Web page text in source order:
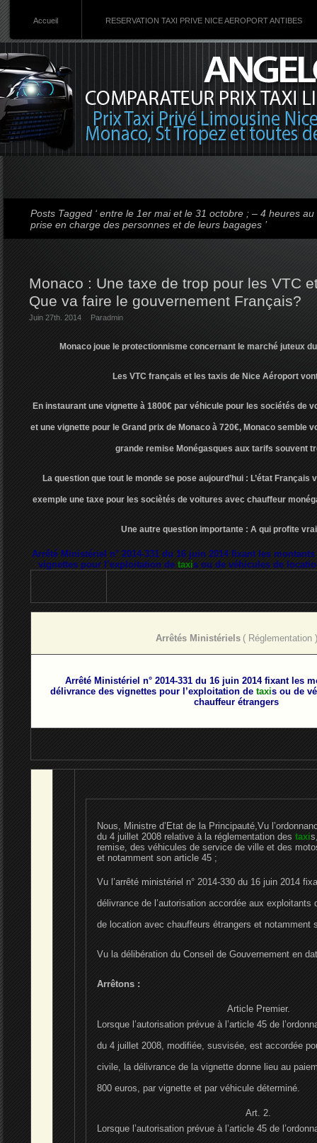
Accueil RESERVATION TAXI PRIVE NICE AEROPORT ANTIBES
Posts Tagged ‘ entre le 1er mai et le 31 octobre ; – 4 heures
prise en charge des personnes et de leurs bagages ’
Monaco : Une taxe de trop pour les VTC
Que va faire le gouvernement Français?
Juin 27th. 2014 Paradmin
Monaco joue le protectionnisme concernant le marché juteux
Les VTC français et les taxis de Nice Aéroport
En instaurant une vignette à 1800€ par véhicule pour les sociétés de
et une vignette pour le Grand prix de Monaco à 720€, Monaco semble
grande remise Monégasques aux tarifs souvent
La question que tout le monde se pose aujourd’hui : L’état
exemple une taxe pour les sociètés de voitures avec chauffeur
Une autre question importante : A qui profite
Arrêté Ministériel n° 2014-331 du 16 juin 2014 fixant les
vignettes pour l’exploitation de taxis ou de véhicules de
Arrêtés Ministériels ( Réglementation )
Arrêté Ministériel n° 2014-331 du 16 juin 2014 fixant les
délivrance des vignettes pour l’exploitation de taxis ou de
chauffeur étrangers
Nous, Ministre d’Etat de la Principauté,Vu
du 4 juillet 2008 relative à la réglementation des taxi
remise, des véhicules de service de ville et des
et notamment son article 45 ;
Vu l’arrêté ministériel n° 2014-330 du 16 juin 2014
délivrance de l’autorisation accordée aux exploitants
de location avec chauffeurs étrangers et notamment
Vu la délibération du Conseil de Gouvernement en
Arrêtons :
Article Premier.
Lorsque l’autorisation prévue à l’article 45 de
du 4 juillet 2008, modifiée, susvisée, est accordée
civile, la délivrance de la vignette donne lieu au
800 euros, par vignette et par véhicule déterminé.
Art. 2.
Lorsque l’autorisation prévue à l’article 45 de